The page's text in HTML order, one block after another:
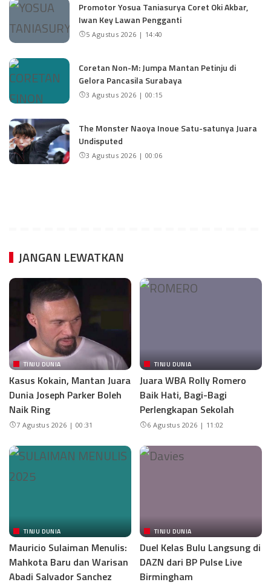
Promotor Yosua Taniasurya Coret Oki Akbar,
Iwan Key Lawan Pengganti
5 Agustus 2026 | 14:40
Coretan Non-M: Jumpa Mantan Petinju di
Gelora Pancasila Surabaya
3 Agustus 2026 | 00:15
The Monster Naoya Inoue Satu-satunya Juara
Undisputed
3 Agustus 2026 | 00:06
JANGAN LEWATKAN
TINJU DUNIA
Kasus Kokain, Mantan Juara
Dunia Joseph Parker Boleh
Naik Ring
7 Agustus 2026 | 00:31
TINJU DUNIA
Juara WBA Rolly Romero
Baik Hati, Bagi-Bagi
Perlengkapan Sekolah
6 Agustus 2026 | 11:02
TINJU DUNIA
Mauricio Sulaiman Menulis:
Mahkota Baru dan Warisan
Abadi Salvador Sanchez
TINJU DUNIA
Duel Kelas Bulu Langsung di
DAZN dari BP Pulse Live
Birmingham